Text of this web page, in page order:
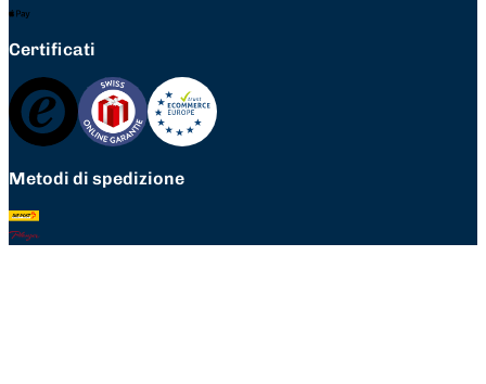
Certificati
Metodi di spedizione